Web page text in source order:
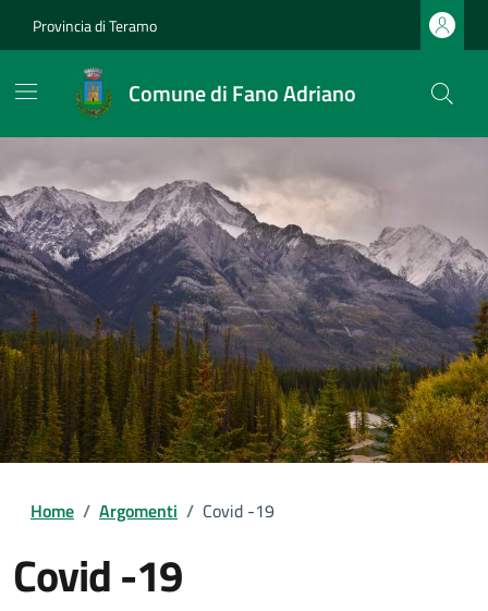
Provincia di Teramo
Comune di Fano Adriano
Home / Argomenti / Covid -19
Covid -19